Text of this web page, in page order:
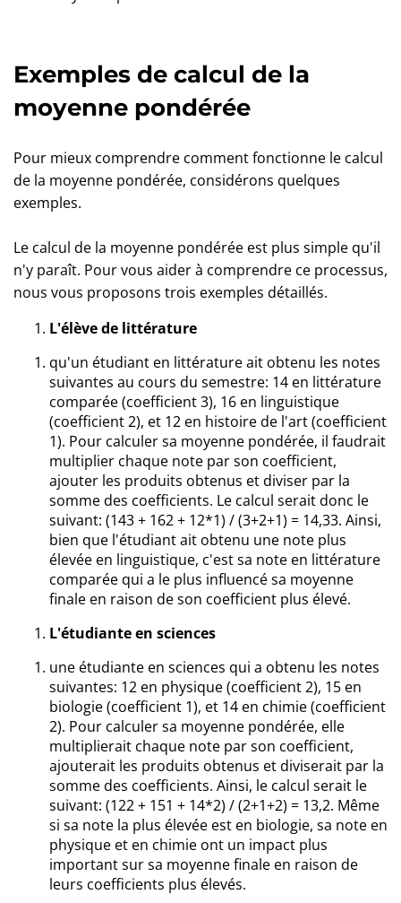
Exemples de calcul de la
moyenne pondérée
Pour mieux comprendre comment fonctionne le calcul
de la moyenne pondérée, considérons quelques
exemples.
Le calcul de la moyenne pondérée est plus simple qu'il
n'y paraît. Pour vous aider à comprendre ce processus,
nous vous proposons trois exemples détaillés.
L'élève de littérature
qu'un étudiant en littérature ait obtenu les notes
suivantes au cours du semestre: 14 en littérature
comparée (coefficient 3), 16 en linguistique
(coefficient 2), et 12 en histoire de l'art (coefficient
1). Pour calculer sa moyenne pondérée, il faudrait
multiplier chaque note par son coefficient,
ajouter les produits obtenus et diviser par la
somme des coefficients. Le calcul serait donc le
suivant: (143 + 162 + 12*1) / (3+2+1) = 14,33. Ainsi,
bien que l'étudiant ait obtenu une note plus
élevée en linguistique, c'est sa note en littérature
comparée qui a le plus influencé sa moyenne
finale en raison de son coefficient plus élevé.
L'étudiante en sciences
une étudiante en sciences qui a obtenu les notes
suivantes: 12 en physique (coefficient 2), 15 en
biologie (coefficient 1), et 14 en chimie (coefficient
2). Pour calculer sa moyenne pondérée, elle
multiplierait chaque note par son coefficient,
ajouterait les produits obtenus et diviserait par la
somme des coefficients. Ainsi, le calcul serait le
suivant: (122 + 151 + 14*2) / (2+1+2) = 13,2. Même
si sa note la plus élevée est en biologie, sa note en
physique et en chimie ont un impact plus
important sur sa moyenne finale en raison de
leurs coefficients plus élevés.